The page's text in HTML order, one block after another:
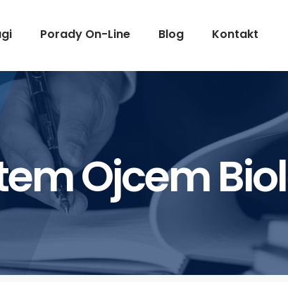
Porady On-Line Blog Kontakt
Ojcem